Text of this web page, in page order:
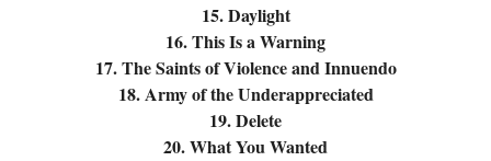
15. Daylight
16. This Is a Warning
17. The Saints of Violence and Innuendo
18. Army of the Underappreciated
19. Delete
20. What You Wanted